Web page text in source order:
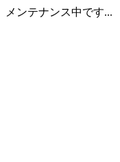
メンテナンス中です...